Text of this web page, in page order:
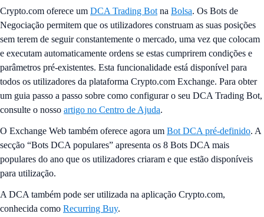
Crypto.com oferece um DCA Trading Bot na Bolsa. Os Bots de
Negociação permitem que os utilizadores construam as suas posições
sem terem de seguir constantemente o mercado, uma vez que colocam
e executam automaticamente ordens se estas cumprirem condições e
parâmetros pré-existentes. Esta funcionalidade está disponível para
todos os utilizadores da plataforma Crypto.com Exchange. Para obter
um guia passo a passo sobre como configurar o seu DCA Trading Bot,
consulte o nosso artigo no Centro de Ajuda.
O Exchange Web também oferece agora um Bot DCA pré-definido. A
secção “Bots DCA populares” apresenta os 8 Bots DCA mais
populares do ano que os utilizadores criaram e que estão disponíveis
para utilização.
A DCA também pode ser utilizada na aplicação Crypto.com,
conhecida como Recurring Buy.